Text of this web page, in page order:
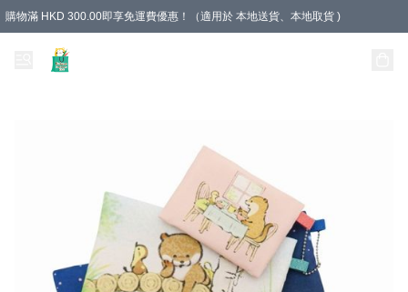
購物滿 HKD 300.00即享免運費優惠！（適用於 本地送貨、本地取貨 )